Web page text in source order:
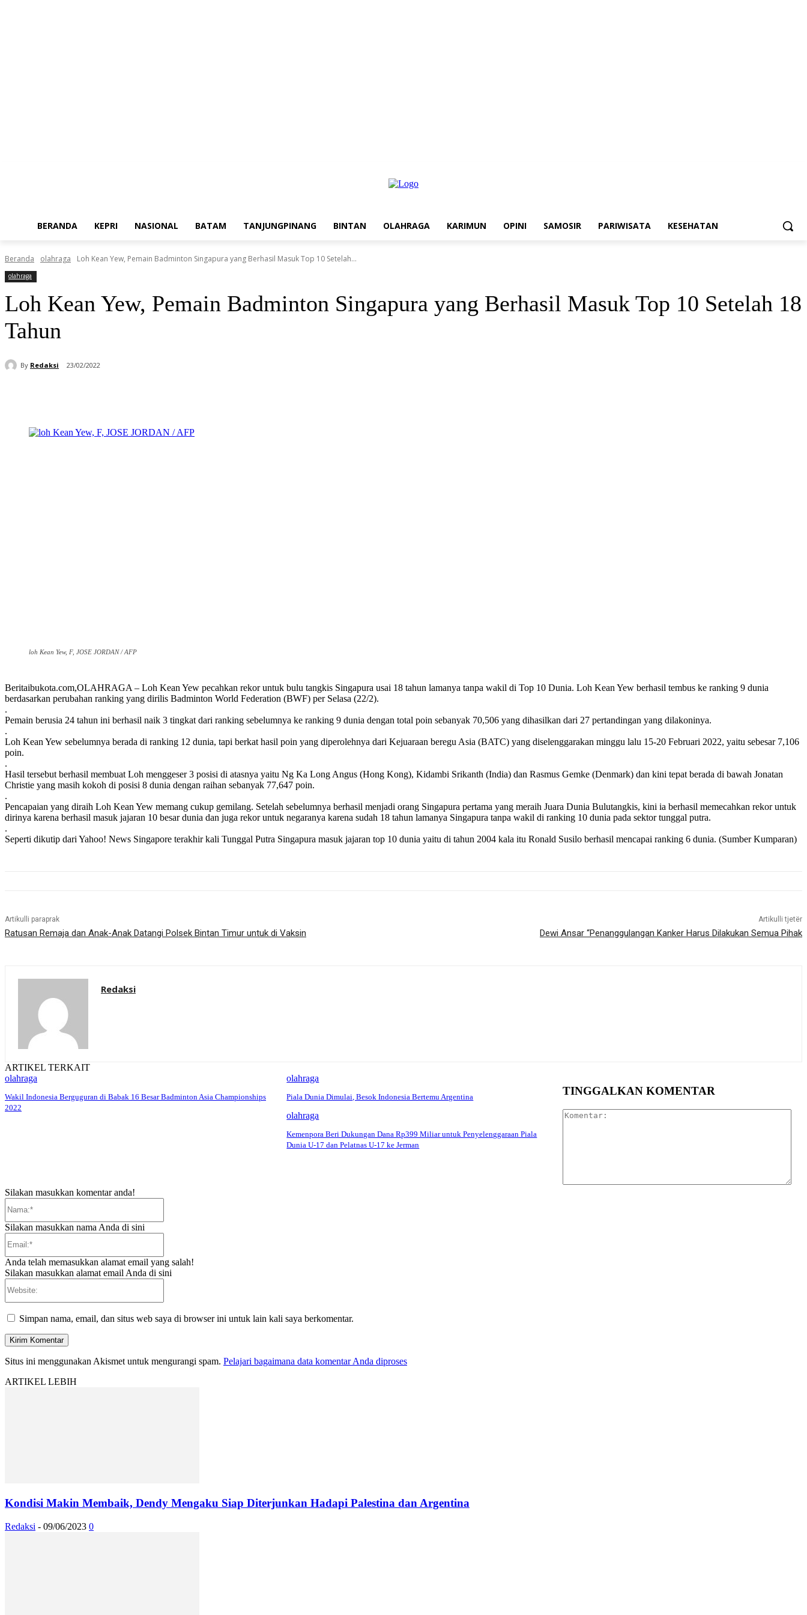
BERANDA KEPRI NASIONAL BATAM TANJUNGPINANG BINTAN OLAHRAGA KARIMUN OPINI SAMOSIR PARIWISATA KESEHATAN
Beranda olahraga Loh Kean Yew, Pemain Badminton Singapura yang Berhasil Masuk Top 10 Setelah...
olahraga
Loh Kean Yew, Pemain Badminton Singapura yang Berhasil Masuk Top 10 Setelah 18
Tahun
By Redaksi 23/02/2022
loh Kean Yew, F, JOSE JORDAN / AFP
Beritaibukota.com,OLAHRAGA – Loh Kean Yew pecahkan rekor untuk bulu tangkis Singapura usai 18 tahun lamanya tanpa wakil di Top 10 Dunia. Loh Kean Yew berhasil tembus ke ranking 9 dunia
berdasarkan perubahan ranking yang dirilis Badminton World Federation (BWF) per Selasa (22/2).
.
Pemain berusia 24 tahun ini berhasil naik 3 tingkat dari ranking sebelumnya ke ranking 9 dunia dengan total poin sebanyak 70,506 yang dihasilkan dari 27 pertandingan yang dilakoninya.
.
Loh Kean Yew sebelumnya berada di ranking 12 dunia, tapi berkat hasil poin yang diperolehnya dari Kejuaraan beregu Asia (BATC) yang diselenggarakan minggu lalu 15-20 Februari 2022, yaitu sebesar 7,106
poin.
.
Hasil tersebut berhasil membuat Loh menggeser 3 posisi di atasnya yaitu Ng Ka Long Angus (Hong Kong), Kidambi Srikanth (India) dan Rasmus Gemke (Denmark) dan kini tepat berada di bawah Jonatan
Christie yang masih kokoh di posisi 8 dunia dengan raihan sebanyak 77,647 poin.
.
Pencapaian yang diraih Loh Kean Yew memang cukup gemilang. Setelah sebelumnya berhasil menjadi orang Singapura pertama yang meraih Juara Dunia Bulutangkis, kini ia berhasil memecahkan rekor untuk
dirinya karena berhasil masuk jajaran 10 besar dunia dan juga rekor untuk negaranya karena sudah 18 tahun lamanya Singapura tanpa wakil di ranking 10 dunia pada sektor tunggal putra.
.
Seperti dikutip dari Yahoo! News Singapore terakhir kali Tunggal Putra Singapura masuk jajaran top 10 dunia yaitu di tahun 2004 kala itu Ronald Susilo berhasil mencapai ranking 6 dunia. (Sumber Kumparan)
Artikulli paraprak
Ratusan Remaja dan Anak-Anak Datangi Polsek Bintan Timur untuk di Vaksin
Artikulli tjetër
Dewi Ansar “Penanggulangan Kanker Harus Dilakukan Semua Pihak
Redaksi
ARTIKEL TERKAIT
olahraga
Wakil Indonesia Berguguran di Babak 16 Besar Badminton Asia Championships
2022
olahraga
Piala Dunia Dimulai, Besok Indonesia Bertemu Argentina
olahraga
Kemenpora Beri Dukungan Dana Rp399 Miliar untuk Penyelenggaraan Piala
Dunia U-17 dan Pelatnas U-17 ke Jerman
TINGGALKAN KOMENTAR
Silakan masukkan komentar anda!
Silakan masukkan nama Anda di sini
Anda telah memasukkan alamat email yang salah!
Silakan masukkan alamat email Anda di sini
Simpan nama, email, dan situs web saya di browser ini untuk lain kali saya berkomentar.
Situs ini menggunakan Akismet untuk mengurangi spam. Pelajari bagaimana data komentar Anda diproses
ARTIKEL LEBIH
Kondisi Makin Membaik, Dendy Mengaku Siap Diterjunkan Hadapi Palestina dan Argentina
Redaksi - 09/06/2023 0